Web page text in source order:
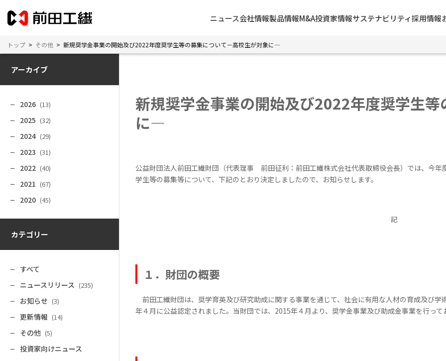
ニュース会社情報製品情報M&A投資家情報サステナビリティ採用情報
トップ > その他 > 新規奨学金事業の開始及び2022年度奨学生等の募集について－高校生が対象に―
アーカイブ
2026 (13)
2025 (32)
2024 (29)
2023 (31)
2022 (40)
2021 (67)
2020 (45)
カテゴリー
すべて
ニュースリリース (235)
お知らせ (3)
更新情報 (14)
その他 (5)
投資家向けニュース
新規奨学金事業の開始及び2022年度奨学生
に―
公益財団法人前田工繊財団（代表理事 前田征利：前田工繊株式会社代表取締役会長）では、今年
学生等の募集等について、下記のとおり決定しましたので、お知らせします。
記
１．財団の概要
前田工繊財団は、奨学育英及び研究助成に関する事業を通じて、社会に有用な人材の育成及び学
年４月に公益認定されました。当財団では、 2015年４月より、奨学金事業及び助成金事業を行って